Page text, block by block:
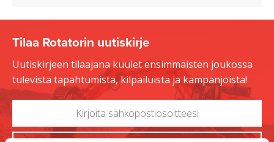
Tilaa Rotatorin uutiskirje
Uutiskirjeen tilaajana kuulet ensimmäisten joukossa
tulevista tapahtumista, kilpailuista ja kampanjoista!